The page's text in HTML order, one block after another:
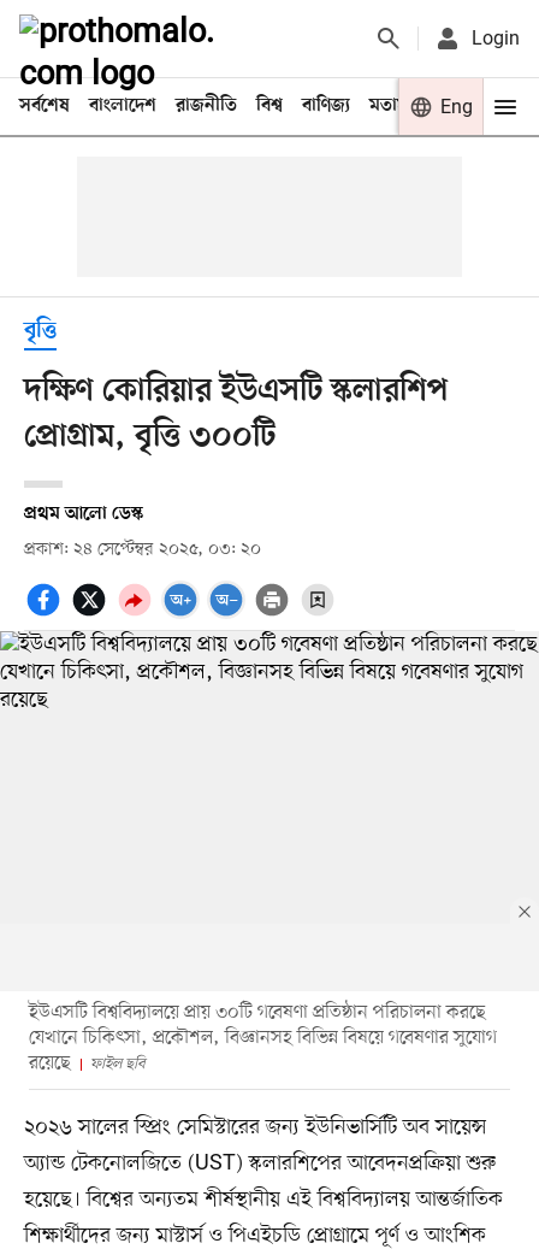
Login
সর্বশেষ বাংলাদেশ রাজনীতি বিশ্ব বাণিজ্য মতামত খেলা
Eng
বৃত্তি
দক্ষিণ কোরিয়ার ইউএসটি স্কলারশিপ
প্রোগ্রাম, বৃত্তি ৩০০টি
প্রথম আলো ডেস্ক
প্রকাশ: ২৪ সেপ্টেম্বর ২০২৫, ০৩: ২০
ইউএসটি বিশ্ববিদ্যালয়ে প্রায় ৩০টি গবেষণা প্রতিষ্ঠান পরিচালনা করছে
যেখানে চিকিৎসা, প্রকৌশল, বিজ্ঞানসহ বিভিন্ন বিষয়ে গবেষণার সুযোগ
রয়েছে
ফাইল ছবি
২০২৬ সালের স্প্রিং সেমিস্টারের জন্য ইউনিভার্সিটি অব সায়েন্স
অ্যান্ড টেকনোলজিতে (UST) স্কলারশিপের আবেদনপ্রক্রিয়া শুরু
হয়েছে। বিশ্বের অন্যতম শীর্ষস্থানীয় এই বিশ্ববিদ্যালয় আন্তর্জাতিক
শিক্ষার্থীদের জন্য মাস্টার্স ও পিএইচডি প্রোগ্রামে পূর্ণ ও আংশিক